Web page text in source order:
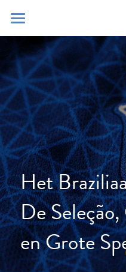
Home
Blog
Contact
Zoeken
Het
De
en Grote